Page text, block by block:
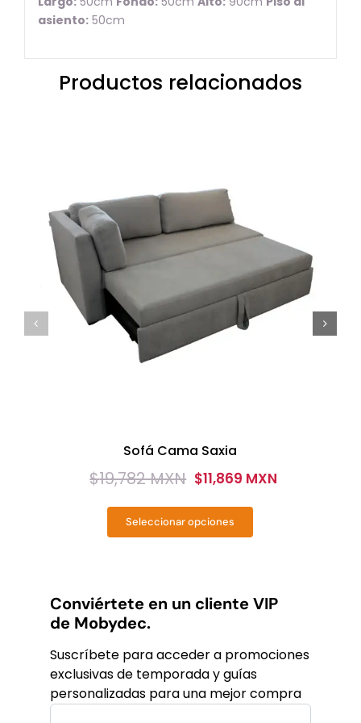
asiento:50cm
Productos relacionados
Sofá Cama Saxia
$19,782 MXN
Original
price
$11,869 MXN
Current
price
Seleccionar opciones
Este
variantes.
Las
se
pueden
elegir
en
Conviértete en un cliente VIP
de Mobydec.
Suscríbete para acceder a promociones
exclusivas de temporada y guías
personalizadas para una mejor compra